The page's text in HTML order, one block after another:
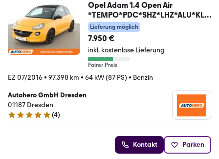
Opel Adam 1.4 Open Air
*TEMPO*PDC*SHZ*LHZ*ALU*KLI
MA*
Lieferung möglich
7.950 €
inkl. kostenlose Lieferung
Fairer Preis
EZ 07/2016• 97.398 km • 64 kW (87 PS) • Benzin
Autohero GmbH Dresden
01187 Dresden
5 Sterne
(4)
Kontakt Parken